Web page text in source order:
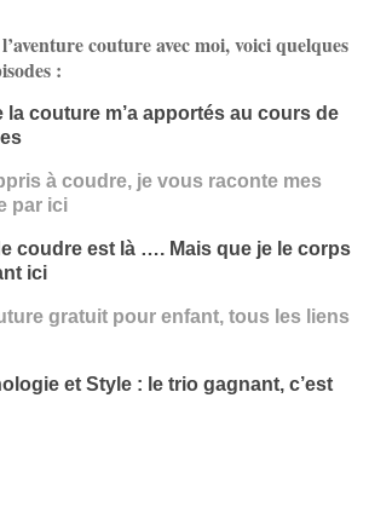
couture avec moi, voici quelques
:
la couture m’a apportés au cours de
à coudre, je vous raconte mes
par ici
coudre est là …. Mais que je le corps
ici
gratuit pour enfant, tous les liens
et Style : le trio gagnant, c’est